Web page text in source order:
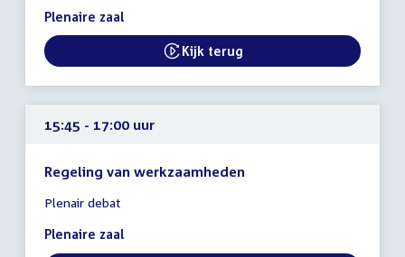
15:10
15:45
uur
Plenaire zaal
External link:
Kijk terug
15:45 - 17:00 uur
Regeling van werkzaamheden
vergadering
15:45
Plenair debat
Plenaire zaal